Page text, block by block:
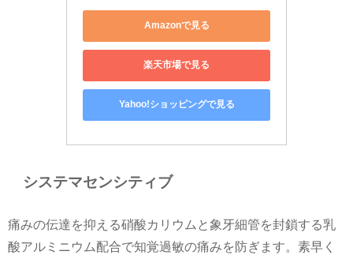
Amazonで見る
楽天市場で見る
Yahoo!ショッピングで見る
システマセンシティブ
痛みの伝達を抑える硝酸カリウムと象牙細管を封鎖する乳
酸アルミニウム配合で知覚過敏の痛みを防ぎます。素早く